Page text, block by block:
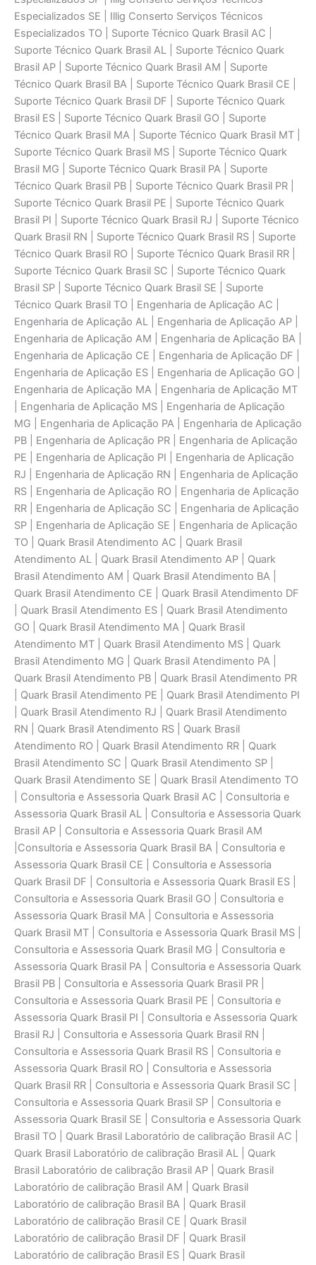
Especializados SE | Illig Conserto Serviços Técnicos
Especializados TO | Suporte Técnico Quark Brasil AC |
Suporte Técnico Quark Brasil AL | Suporte Técnico Quark
Brasil AP | Suporte Técnico Quark Brasil AM | Suporte
Técnico Quark Brasil BA | Suporte Técnico Quark Brasil CE |
Suporte Técnico Quark Brasil DF | Suporte Técnico Quark
Brasil ES | Suporte Técnico Quark Brasil GO | Suporte
Técnico Quark Brasil MA | Suporte Técnico Quark Brasil MT |
Suporte Técnico Quark Brasil MS | Suporte Técnico Quark
Brasil MG | Suporte Técnico Quark Brasil PA | Suporte
Técnico Quark Brasil PB | Suporte Técnico Quark Brasil PR |
Suporte Técnico Quark Brasil PE | Suporte Técnico Quark
Brasil PI | Suporte Técnico Quark Brasil RJ | Suporte Técnico
Quark Brasil RN | Suporte Técnico Quark Brasil RS | Suporte
Técnico Quark Brasil RO | Suporte Técnico Quark Brasil RR |
Suporte Técnico Quark Brasil SC | Suporte Técnico Quark
Brasil SP | Suporte Técnico Quark Brasil SE | Suporte
Técnico Quark Brasil TO | Engenharia de Aplicaçāo AC |
Engenharia de Aplicaçāo AL | Engenharia de Aplicaçāo AP |
Engenharia de Aplicaçāo AM | Engenharia de Aplicaçāo BA |
Engenharia de Aplicaçāo CE | Engenharia de Aplicaçāo DF |
Engenharia de Aplicaçāo ES | Engenharia de Aplicaçāo GO |
Engenharia de Aplicaçāo MA | Engenharia de Aplicaçāo MT
| Engenharia de Aplicaçāo MS | Engenharia de Aplicaçāo
MG | Engenharia de Aplicaçāo PA | Engenharia de Aplicaçāo
PB | Engenharia de Aplicaçāo PR | Engenharia de Aplicaçāo
PE | Engenharia de Aplicaçāo PI | Engenharia de Aplicaçāo
RJ | Engenharia de Aplicaçāo RN | Engenharia de Aplicaçāo
RS | Engenharia de Aplicaçāo RO | Engenharia de Aplicaçāo
RR | Engenharia de Aplicaçāo SC | Engenharia de Aplicaçāo
SP | Engenharia de Aplicaçāo SE | Engenharia de Aplicaçāo
TO | Quark Brasil Atendimento AC | Quark Brasil
Atendimento AL | Quark Brasil Atendimento AP | Quark
Brasil Atendimento AM | Quark Brasil Atendimento BA |
Quark Brasil Atendimento CE | Quark Brasil Atendimento DF
| Quark Brasil Atendimento ES | Quark Brasil Atendimento
GO | Quark Brasil Atendimento MA | Quark Brasil
Atendimento MT | Quark Brasil Atendimento MS | Quark
Brasil Atendimento MG | Quark Brasil Atendimento PA |
Quark Brasil Atendimento PB | Quark Brasil Atendimento PR
| Quark Brasil Atendimento PE | Quark Brasil Atendimento PI
| Quark Brasil Atendimento RJ | Quark Brasil Atendimento
RN | Quark Brasil Atendimento RS | Quark Brasil
Atendimento RO | Quark Brasil Atendimento RR | Quark
Brasil Atendimento SC | Quark Brasil Atendimento SP |
Quark Brasil Atendimento SE | Quark Brasil Atendimento TO
| Consultoria e Assessoria Quark Brasil AC | Consultoria e
Assessoria Quark Brasil AL | Consultoria e Assessoria Quark
Brasil AP | Consultoria e Assessoria Quark Brasil AM
|Consultoria e Assessoria Quark Brasil BA | Consultoria e
Assessoria Quark Brasil CE | Consultoria e Assessoria
Quark Brasil DF | Consultoria e Assessoria Quark Brasil ES |
Consultoria e Assessoria Quark Brasil GO | Consultoria e
Assessoria Quark Brasil MA | Consultoria e Assessoria
Quark Brasil MT | Consultoria e Assessoria Quark Brasil MS |
Consultoria e Assessoria Quark Brasil MG | Consultoria e
Assessoria Quark Brasil PA | Consultoria e Assessoria Quark
Brasil PB | Consultoria e Assessoria Quark Brasil PR |
Consultoria e Assessoria Quark Brasil PE | Consultoria e
Assessoria Quark Brasil PI | Consultoria e Assessoria Quark
Brasil RJ | Consultoria e Assessoria Quark Brasil RN |
Consultoria e Assessoria Quark Brasil RS | Consultoria e
Assessoria Quark Brasil RO | Consultoria e Assessoria
Quark Brasil RR | Consultoria e Assessoria Quark Brasil SC |
Consultoria e Assessoria Quark Brasil SP | Consultoria e
Assessoria Quark Brasil SE | Consultoria e Assessoria Quark
Brasil TO | Quark Brasil Laboratório de calibraçāo Brasil AC |
Quark Brasil Laboratório de calibraçāo Brasil AL | Quark
Brasil Laboratório de calibraçāo Brasil AP | Quark Brasil
Laboratório de calibraçāo Brasil AM | Quark Brasil
Laboratório de calibraçāo Brasil BA | Quark Brasil
Laboratório de calibraçāo Brasil CE | Quark Brasil
Laboratório de calibraçāo Brasil DF | Quark Brasil
Laboratório de calibraçāo Brasil ES | Quark Brasil